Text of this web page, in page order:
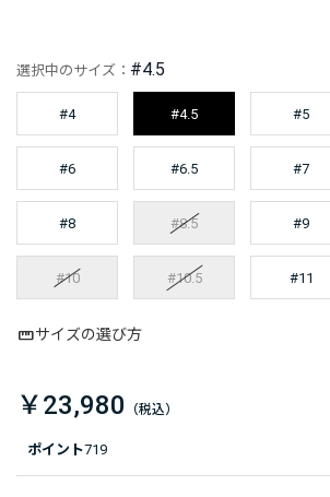
ポイント719
選択中のサイズ： #4.5
#4 #4.5 #5
#6 #6.5 #7
#8 #8.5 #9
#10 #10.5 #11
サイズの選び方
￥23,980